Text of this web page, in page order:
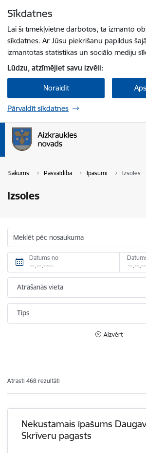
Sīkdatnes
Lai šī tīmekļvietne darbotos, tā izmanto
sīkdatnes. Ar Jūsu piekrišanu papildus
izmantotas statistikas un sociālo mediju
Lūdzu, atzīmējiet savu izvēli:
Noraidīt
Pārvaldīt sīkdatnes
Sākums Pašvaldība Īpašumi Izsoles
Izsoles
Meklēt pēc nosaukuma
Datums no
Atrašanās vieta
Tips
Aizvērt
Atrasti 468 rezultāti
Nekustamais īpašums
Skrīveru pagasts